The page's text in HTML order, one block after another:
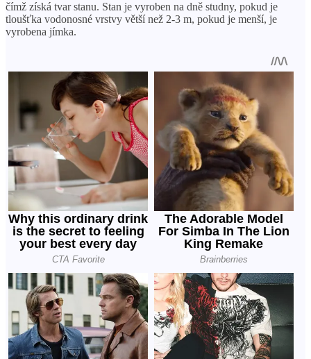
čímž získá tvar stanu. Stan je vyroben na dně studny, pokud je
tloušťka vodonosné vrstvy větší než 2-3 m, pokud je menší, je
vyrobena jímka.